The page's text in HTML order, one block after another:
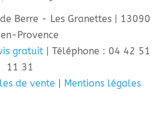
Berre - Les Granettes | 13090
Provence
gratuit | Téléphone : 04 42 51
11 31
de vente | Mentions légales